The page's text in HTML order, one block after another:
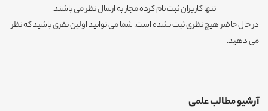
تنها کاربران ثبت نام کرده مجاز به ارسال نظر می باشند.
در حال حاضر هیچ نظری ثبت نشده است. شما می توانید اولین نفری باشید که نظر
می دهید.
آرشیو مطالب علمی